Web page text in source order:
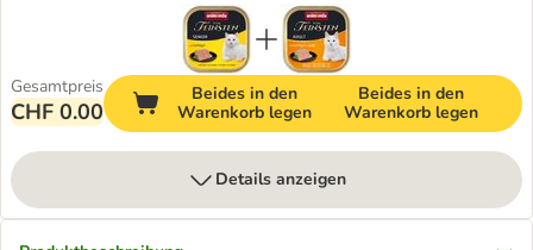
Gesamtpreis
CHF 0.00
Beides in den
Warenkorb legen
Beides in den
Warenkorb legen
Details anzeigen